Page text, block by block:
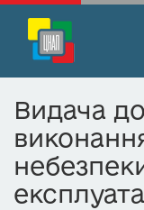
е
й
и
д
Видача